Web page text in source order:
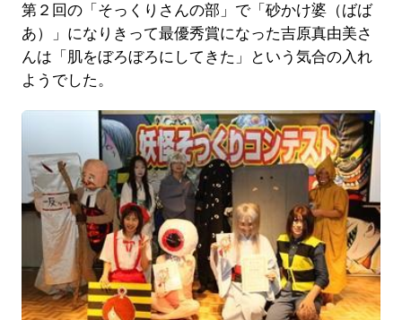
第２回の「そっくりさんの部」で「砂かけ婆（ばば
あ）」になりきって最優秀賞になった吉原真由美さ
んは「肌をぼろぼろにしてきた」という気合の入れ
ようでした。